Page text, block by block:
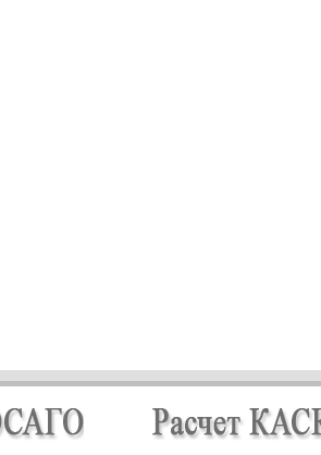
области застраховал самолеты
на 8,8 млн долларов
июльским ураганом
области застраховал дом на